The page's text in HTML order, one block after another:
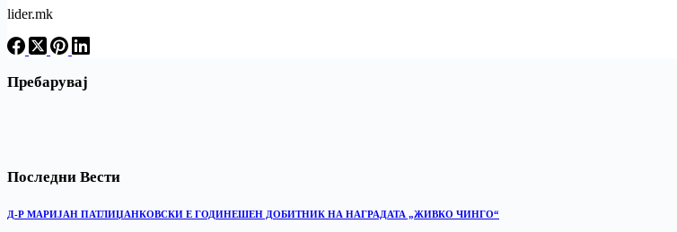
lider.mk
Пребарувај
Последни Вести
Д-Р МАРИЈАН ПАТЛИЏАНКОВСКИ Е ГОДИНЕШЕН ДОБИТНИК НА НАГРАДАТА „ЖИВКО ЧИНГО“